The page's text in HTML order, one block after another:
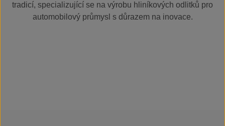
tradicí, specializující se na výrobu hliníkových odlitků pro
automobilový průmysl s důrazem na inovace.